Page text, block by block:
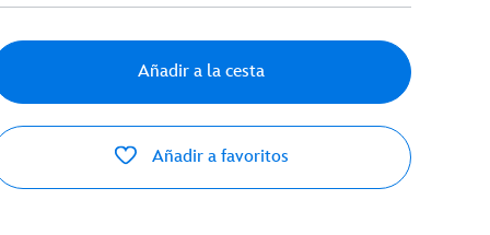
Añadir a la cesta
Añadir a favoritos